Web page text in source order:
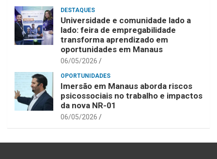
DESTAQUES
Universidade e comunidade lado a
lado: feira de empregabilidade
transforma aprendizado em
oportunidades em Manaus
06/05/2026
OPORTUNIDADES
Imersão em Manaus aborda riscos
psicossociais no trabalho e impactos
da nova NR-01
06/05/2026